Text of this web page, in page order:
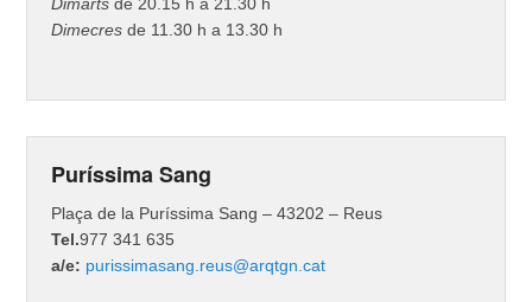
Dimarts de 20.15 h a 21.30 h
Dimecres de 11.30 h a 13.30 h
Puríssima Sang
Plaça de la Puríssima Sang – 43202 – Reus
Tel.977 341 635
a/e: purissimasang.reus@arqtgn.cat